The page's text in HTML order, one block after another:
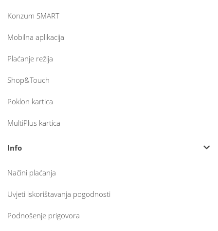
Konzum SMART
Mobilna aplikacija
Plaćanje režija
Shop&Touch
Poklon kartica
MultiPlus kartica
Info
Načini plaćanja
Uvjeti iskorištavanja pogodnosti
Podnošenje prigovora